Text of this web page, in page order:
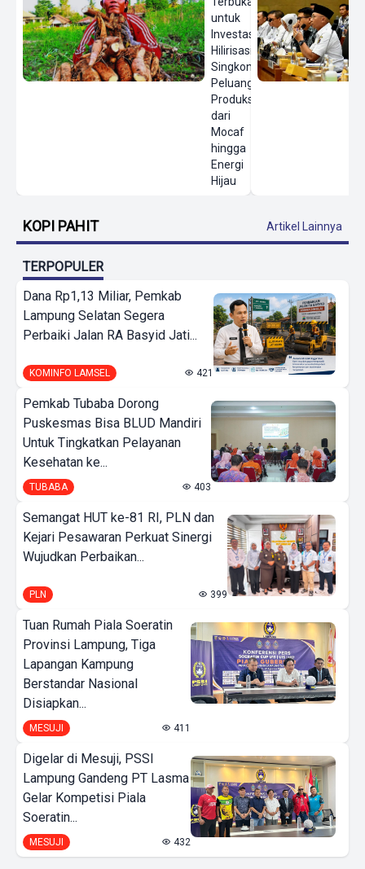
untuk
Investasi
Hilirisasi
Singkong,
Peluang
Produksi
dari
Mocaf
hingga
Energi
Hijau
KOPI PAHIT Artikel Lainnya
TERPOPULER
Dana Rp1,13 Miliar, Pemkab
Lampung Selatan Segera
Perbaiki Jalan RA Basyid Jati...
KOMINFO LAMSEL 421
Pemkab Tubaba Dorong
Puskesmas Bisa BLUD Mandiri
Untuk Tingkatkan Pelayanan
Kesehatan ke...
TUBABA 403
Semangat HUT ke-81 RI, PLN dan
Kejari Pesawaran Perkuat Sinergi
Wujudkan Perbaikan...
PLN 399
Tuan Rumah Piala Soeratin
Provinsi Lampung, Tiga
Lapangan Kampung
Berstandar Nasional
Disiapkan...
MESUJI 411
Digelar di Mesuji, PSSI
Lampung Gandeng PT Lasma
Gelar Kompetisi Piala
Soeratin...
MESUJI 432